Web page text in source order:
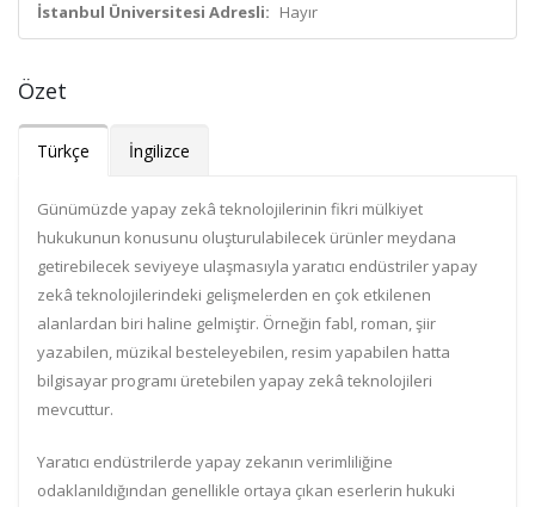
İstanbul Üniversitesi Adresli: Hayır
Özet
Türkçe İngilizce
Günümüzde yapay zekâ teknolojilerinin fikri mülkiyet
hukukunun konusunu oluşturulabilecek ürünler meydana
getirebilecek seviyeye ulaşmasıyla yaratıcı endüstriler yapay
zekâ teknolojilerindeki gelişmelerden en çok etkilenen
alanlardan biri haline gelmiştir. Örneğin fabl, roman, şiir
yazabilen, müzikal besteleyebilen, resim yapabilen hatta
bilgisayar programı üretebilen yapay zekâ teknolojileri
mevcuttur.
Yaratıcı endüstrilerde yapay zekanın verimliliğine
odaklanıldığından genellikle ortaya çıkan eserlerin hukuki